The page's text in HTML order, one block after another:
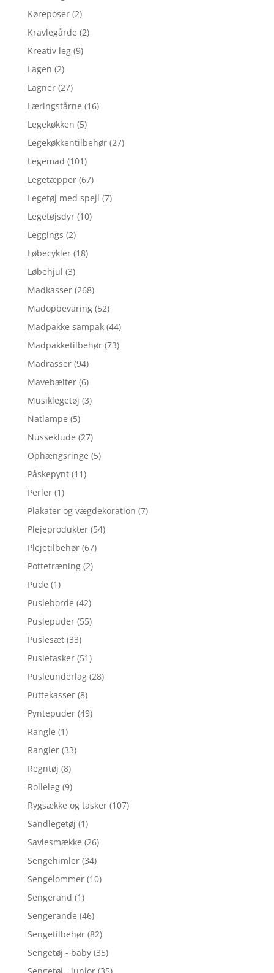
Køreposer (2)
Kravlegårde (2)
Kreativ leg (9)
Lagen (2)
Lagner (27)
Læringstårne (16)
Legekøkken (5)
Legekøkkentilbehør (27)
Legemad (101)
Legetæpper (67)
Legetøj med spejl (7)
Legetøjsdyr (10)
Leggings (2)
Løbecykler (18)
Løbehjul (3)
Madkasser (268)
Madopbevaring (52)
Madpakke sampak (44)
Madpakketilbehør (73)
Madrasser (94)
Mavebælter (6)
Musiklegetøj (3)
Natlampe (5)
Nusseklude (27)
Ophængsringe (5)
Påskepynt (11)
Perler (1)
Plakater og vægdekoration (7)
Plejeprodukter (54)
Plejetilbehør (67)
Pottetræning (2)
Pude (1)
Pusleborde (42)
Puslepuder (55)
Puslesæt (33)
Pusletasker (51)
Pusleunderlag (28)
Puttekasser (8)
Pyntepuder (49)
Rangle (1)
Rangler (33)
Regntøj (8)
Rolleleg (9)
Rygsække og tasker (107)
Sandlegetøj (1)
Savlesmække (26)
Sengehimler (34)
Sengelommer (10)
Sengerand (1)
Sengerande (46)
Sengetilbehør (82)
Sengetøj - baby (35)